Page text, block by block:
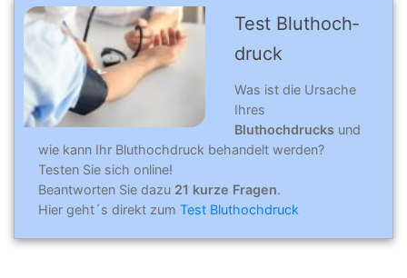
Test Blut­hoch­
druck
Was ist die Ursache
Ihres
Bluthochdrucks und
wie kann Ihr Bluthochdruck behandelt werden?
Testen Sie sich online!
Beantworten Sie dazu 21 kurze Fragen.
Hier geht´s direkt zum Test Bluthochdruck